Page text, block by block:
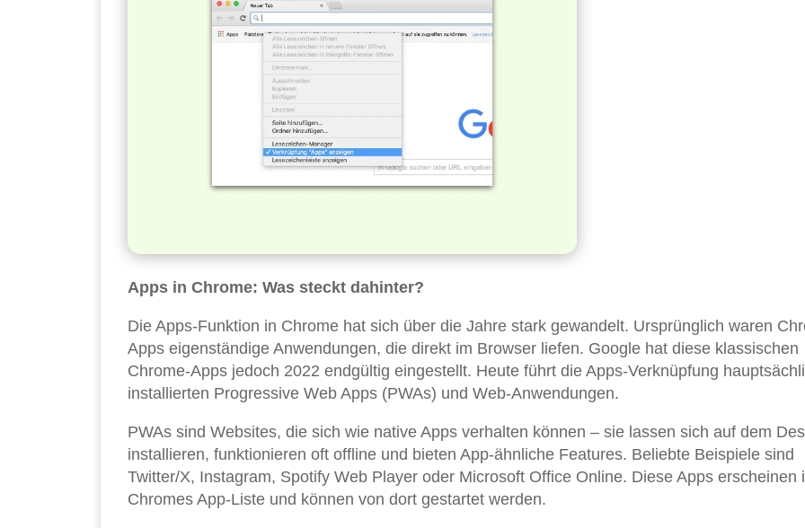
Apps in Chrome: Was steckt dahinter?
Die Apps-Funktion in Chrome hat sich über die Jahre stark gewandelt. Ursprünglich waren
Apps eigenständige Anwendungen, die direkt im Browser liefen. Google hat diese klassischen
Chrome-Apps jedoch 2022 endgültig eingestellt. Heute führt die Apps-Verknüpfung
installierten Progressive Web Apps (PWAs) und Web-Anwendungen.
PWAs sind Websites, die sich wie native Apps verhalten können – sie lassen sich auf dem
installieren, funktionieren oft offline und bieten App-ähnliche Features. Beliebte Beispiele sind
Twitter/X, Instagram, Spotify Web Player oder Microsoft Office Online. Diese Apps erscheinen
Chromes App-Liste und können von dort gestartet werden.